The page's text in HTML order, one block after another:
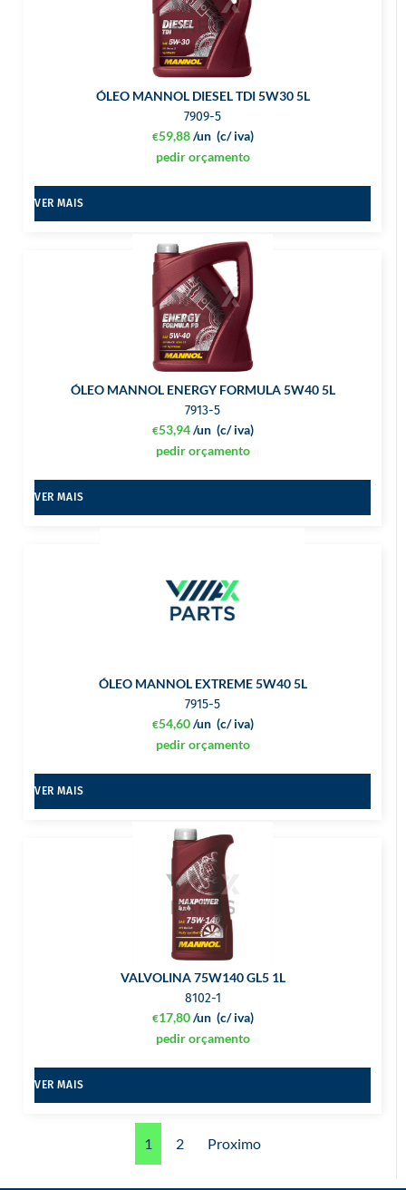
ÓLEO MANNOL DIESEL TDI 5W30 5L
7909-5
€59,88 (c/ iva)
/un
pedir orçamento
VER MAIS
ÓLEO MANNOL ENERGY FORMULA 5W40 5L
7913-5
€53,94 (c/ iva)
/un
pedir orçamento
VER MAIS
ÓLEO MANNOL EXTREME 5W40 5L
7915-5
€54,60 (c/ iva)
/un
pedir orçamento
VER MAIS
VALVOLINA 75W140 GL5 1L
8102-1
€17,80 (c/ iva)
/un
pedir orçamento
VER MAIS
1 2 Proximo